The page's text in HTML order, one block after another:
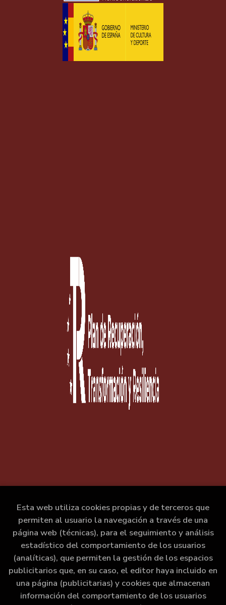
Esta web utiliza cookies propias y de terceros que
permiten al usuario la navegación a través de una
página web (técnicas), para el seguimiento y análisis
estadístico del comportamiento de los usuarios
(analíticas), que permiten la gestión de los espacios
publicitarios que, en su caso, el editor haya incluido en
una página (publicitarias) y cookies que almacenan
información del comportamiento de los usuarios